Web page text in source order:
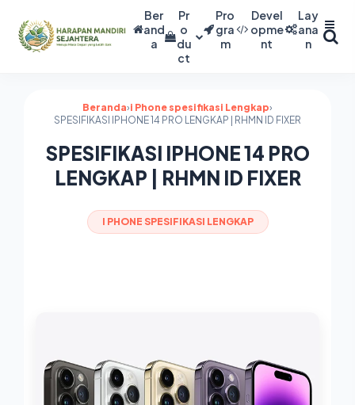
Ber
and
a
Pr
o
du
ct
Pro
gra
m
Devel
opme
nt
Lay
ana
n
Beranda›i Phone spesifikasi Lengkap›
SPESIFIKASI IPHONE 14 PRO LENGKAP | RHMN ID FIXER
SPESIFIKASI IPHONE 14 PRO
LENGKAP | RHMN ID FIXER
I PHONE SPESIFIKASI LENGKAP